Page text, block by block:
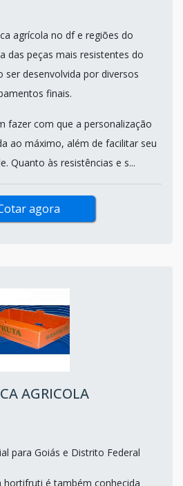
agrícola no df e regiões do
das peças mais resistentes do
ser desenvolvida por diversos
finais.
fazer com que a personalização
ao máximo, além de facilitar seu
Quanto às resistências e s...
agora
AGRICOLA
para Goiás e Distrito Federal
hortifruti é também conhecida